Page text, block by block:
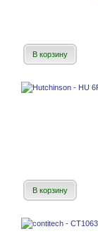
В корзину
В корзину